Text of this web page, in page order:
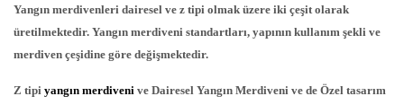
Yangın merdivenleri dairesel ve z tipi olmak üzere iki çeşit olarak
üretilmektedir. Yangın merdiveni standartları, yapının kullanım şekli ve
merdiven çeşidine göre değişmektedir.
Z tipi yangın merdiveni ve Dairesel Yangın Merdiveni ve de Özel tasarım